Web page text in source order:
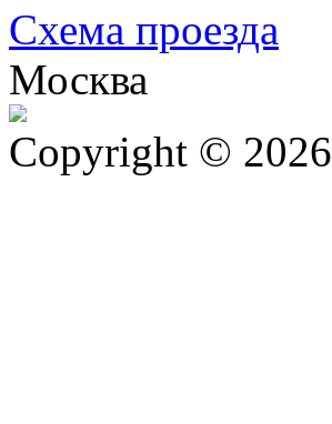
Схема проезда
Москва
Copyright ©